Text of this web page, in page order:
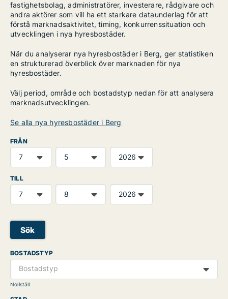
fastighetsbolag, administratörer, investerare, rådgivare och
andra aktörer som vill ha ett starkare dataunderlag för att
förstå marknadsaktivitet, timing, konkurrenssituation och
utvecklingen i nya hyresbostäder.
När du analyserar nya hyresbostäder i Berg, ger statistiken
en strukturerad överblick över marknaden för nya
hyresbostäder.
Välj period, område och bostadstyp nedan för att analysera
marknadsutvecklingen.
Se alla nya hyresbostäder i Berg
FRÅN
TILL
Sök
BOSTADSTYP
Bostadstyp
Nollställ